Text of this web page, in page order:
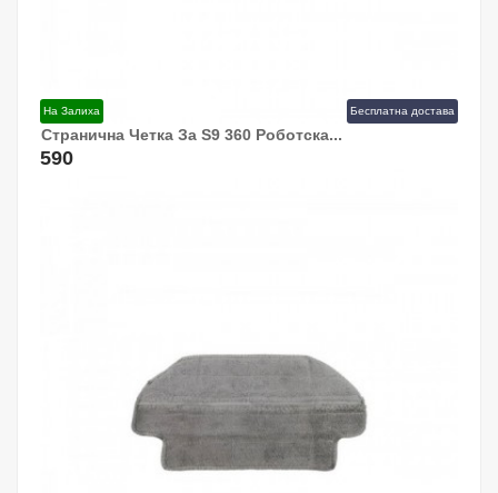
На Залиха Бесплатна достава
Странична Четка За S9 360 Роботска...
590